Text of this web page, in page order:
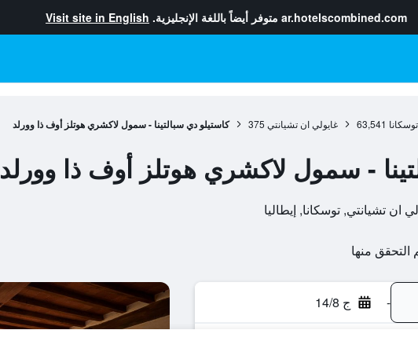
ar.hotelscombined.com متوفر أيضاً باللغة الإنجليزية. Visit site in English
توسكانا 63,541 غايولي ان تشيانتي 375 كاستيلو دي سبالتينا - سمول لاكشري هوتلز أوف ذا وورلد
- سمول لاكشري هوتلز أوف ذا وورلد
- ج 14/8